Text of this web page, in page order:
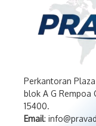
Perkantoran
blok A G Rempoa
15400.
Email: